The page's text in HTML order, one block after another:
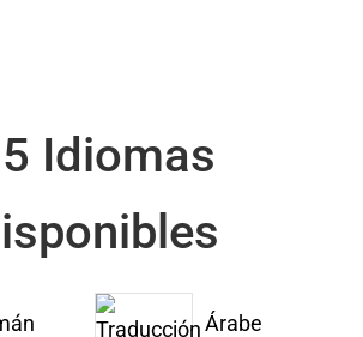
Idiomas
Árabe